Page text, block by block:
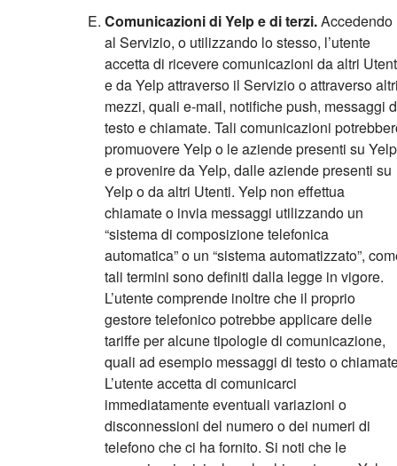
Comunicazioni di Yelp e di terzi.Accedendo
al Servizio, o utilizzando lo stesso, l’utente
accetta di ricevere comunicazioni da altri
e da Yelp attraverso il Servizio o attraverso
mezzi, quali e-mail, notifiche push, messaggi
testo e chiamate. Tali comunicazioni
promuovere Yelp o le aziende presenti su
e provenire da Yelp, dalle aziende presenti su
Yelp o da altri Utenti. Yelp non effettua
chiamate o invia messaggi utilizzando un
“sistema di composizione telefonica
automatica” o un “sistema automatizzato”,
tali termini sono definiti dalla legge in vigore.
L’utente comprende inoltre che il proprio
gestore telefonico potrebbe applicare delle
tariffe per alcune tipologie di comunicazione,
quali ad esempio messaggi di testo o
L’utente accetta di comunicarci
immediatamente eventuali variazioni o
disconnessioni del numero o dei numeri di
telefono che ci ha fornito. Si noti che le